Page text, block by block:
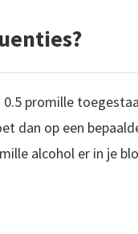
promille
dan op een
alcohol er in je